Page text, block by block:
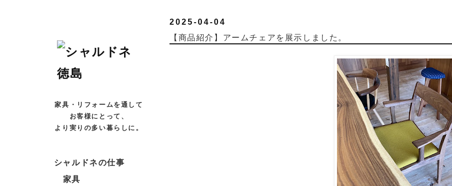
家具・リフォームを通して
お客様にとって、
より実りの多い暮らしに。
シャルドネの仕事
家具
2025-04-04
【商品紹介】アームチェアを展示しました。